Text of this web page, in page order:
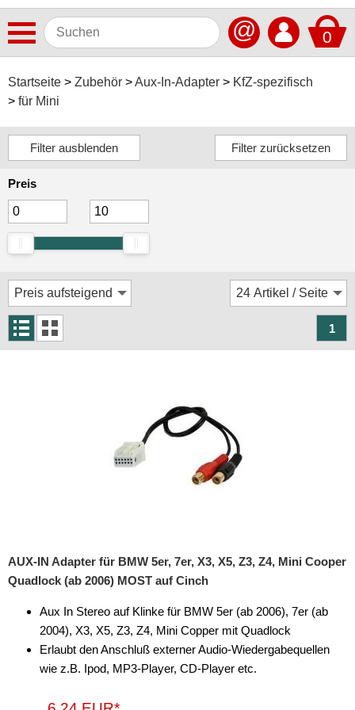
0
@
Startseite Zubehör Aux-In-Adapter
KfZ-spezifisch
für Mini
Autoradios
Dashcams
Freisprechanlagen
Lautsprecher
Navigationssoftware
Navigationssysteme
Antennenkabel
Antennensplitter
Antennenstab
Antennenstecker
Antennenverstärker
Preis
1
AUX-IN Adapter für BMW 5er, 7er, X3, X5, Z3, Z4, Mini Cooper
Quadlock (ab 2006) MOST auf Cinch
Aux In Stereo auf Klinke für BMW 5er (ab 2006), 7er (ab
2004), X3, X5, Z3, Z4, Mini Copper mit Quadlock
Erlaubt den Anschluß externer Audio-Wiedergabequellen
wie z.B. Ipod, MP3-Player, CD-Player etc.